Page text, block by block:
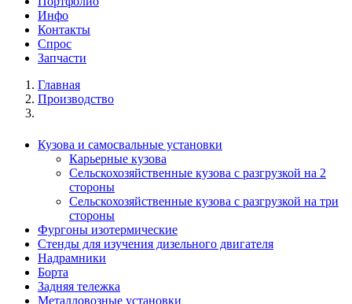
Инфо
Контакты
Спрос
Запчасти
Главная
Производство
Кузова и самосвальные установки
Карьерные кузова
Сельскохозяйственные кузова с разгрузкой на 2
стороны
Сельскохозяйственные кузова с разгрузкой на три
стороны
Фургоны изотермические
Стенды для изучения дизельного двигателя
Надрамники
Борта
Задняя тележка
Металловозные установки